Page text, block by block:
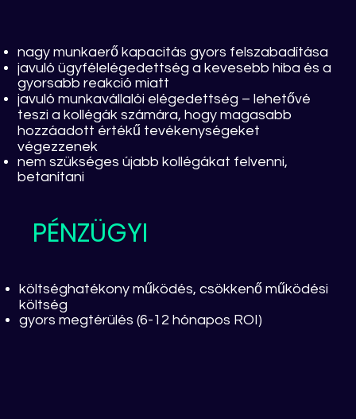
PÉNZÜGYI
nagy munkaerő kapacitás gyors felszabadítása
javuló ügyfélelégedettség a kevesebb hiba és a
gyorsabb reakció miatt
javuló munkavállalói elégedettség – lehetővé
teszi a kollégák számára, hogy magasabb
hozzáadott értékű tevékenységeket
végezzenek
nem szükséges újabb kollégákat felvenni,
betanítani
költséghatékony működés, csökkenő működési
költség
gyors megtérülés (6-12 hónapos ROI)